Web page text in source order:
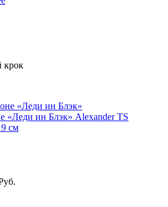
крок
«Леди ин Блэк» Alexander TS
см